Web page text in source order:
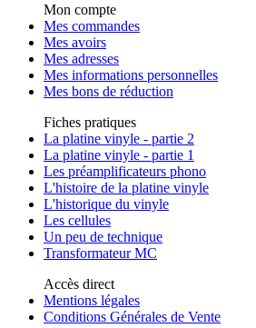
Mon compte
Mes commandes
Mes avoirs
Mes adresses
Mes informations personnelles
Mes bons de réduction
Fiches pratiques
La platine vinyle - partie 2
La platine vinyle - partie 1
Les préamplificateurs phono
L'histoire de la platine vinyle
L'historique du vinyle
Les cellules
Un peu de technique
Transformateur MC
Accès direct
Mentions légales
Conditions Générales de Vente